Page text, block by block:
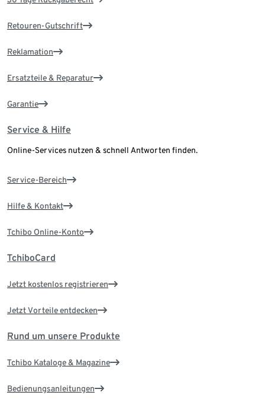
Retouren-Gutschrift
Reklamation
Ersatzteile & Reparatur
Garantie
Service & Hilfe
Online-Services nutzen & schnell Antworten finden.
Service-Bereich
Hilfe & Kontakt
Tchibo Online-Konto
TchiboCard
Jetzt kostenlos registrieren
Jetzt Vorteile entdecken
Rund um unsere Produkte
Tchibo Kataloge & Magazine
Bedienungsanleitungen